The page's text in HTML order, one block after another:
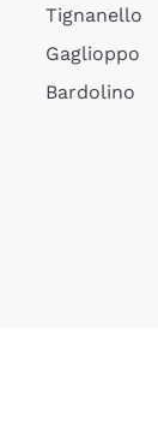
Tignanello
Gaglioppo
Bardolino